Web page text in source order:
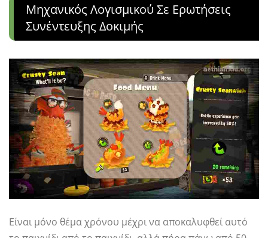
Μηχανικός Λογισμικού Σε Ερωτήσεις
Συνέντευξης Δοκιμής
Είναι μόνο θέμα χρόνου μέχρι να αποκαλυφθεί αυτό